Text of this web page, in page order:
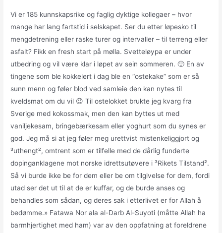
Vi er 185 kunnskapsrike og faglig dyktige kollegaer – hvor
mange har lang fartstid i selskapet. Ser du etter løpesko til
mengdetrening eller raske turer og intervaller – til terreng eller
asfalt? Fikk en fresh start på mølla. Svetteløypa er under
utbedring og vil være klar i løpet av sein sommeren. 🙂 En av
tingene som ble kokkelert i dag ble en “ostekake” som er så
sunn menn og føler blod ved samleie den kan nytes til
kveldsmat om du vil 😉 Til ostelokket brukte jeg kvarg fra
Sverige med kokossmak, men den kan byttes ut med
vaniljekesam, bringebærkesam eller yoghurt som du synes er
god. Jeg må si at jeg føler meg urettvist mistenkeliggjort og
³uthengt², omtrent som er tilfelle med de dårlig funderte
dopinganklagene mot norske idrettsutøvere i ³Rikets Tilstand².
Så vi burde ikke be for dem eller be om tilgivelse for dem, fordi
utad ser det ut til at de er kuffar, og de burde anses og
behandles som sådan, og deres sak i etterlivet er for Allah å
bedømme.» Fatawa Nor ala al-Darb Al-Suyoti (måtte Allah ha
barmhjertighet med ham) var av den oppfatning at foreldrene